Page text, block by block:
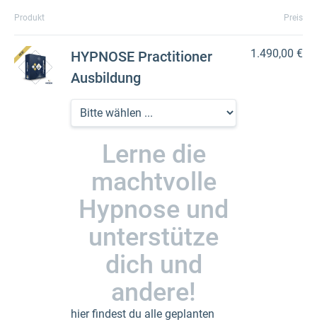
Produkt Preis
HYPNOSE Practitioner
Ausbildung
Lerne die
machtvolle
Hypnose und
unterstütze
dich und
andere!
hier findest du alle geplanten
1.490,00 €